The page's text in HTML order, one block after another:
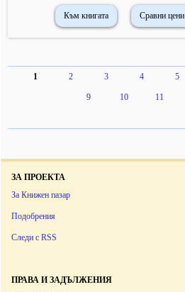
Към книгата Сравни цени
1 2 3 4 5
9 10 11
ЗА ПРОЕКТА
За Книжен пазар
Подобрения
Следи с RSS
ПРАВА И ЗАДЪЛЖЕНИЯ